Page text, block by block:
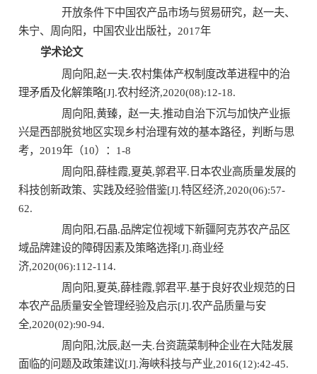
开放条件下中国农产品市场与贸易研究，赵一夫、
朱宁、周向阳，中国农业出版社，2017年
学术论文
周向阳,赵一夫.农村集体产权制度改革进程中的治
理矛盾及化解策略[J].农村经济,2020(08):12-18.
周向阳,黄臻，赵一夫.推动自治下沉与加快产业振
兴是西部脱贫地区实现乡村治理有效的基本路径，判断与思
考，2019年（10）：1-8
周向阳,薛桂霞,夏英,郭君平.日本农业高质量发展的
科技创新政策、实践及经验借鉴[J].特区经济,2020(06):57-
62.
周向阳,石晶.品牌定位视域下新疆阿克苏农产品区
域品牌建设的障碍因素及策略选择[J].商业经
济,2020(06):112-114.
周向阳,夏英,薛桂霞,郭君平.基于良好农业规范的日
本农产品质量安全管理经验及启示[J].农产品质量与安
全,2020(02):90-94.
周向阳,沈辰,赵一夫.台资蔬菜制种企业在大陆发展
面临的问题及政策建议[J].海峡科技与产业,2016(12):42-45.